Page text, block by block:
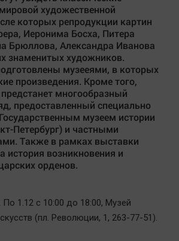
художественной
которых репродукции картин
Иеронима Босха, Питера
Брюллова, Александра Иванова
знаменитых художников.
музееями, в которых
произведения. Кроме того,
многообразный
предоставленный специально
музеем истории
Петербург) и частными
Также в рамках выставки
история возникновения и
орденов.
По 1.12 с 10:00 до 18:00, Mузей
(пл. Революции, 1, 263-77-51).